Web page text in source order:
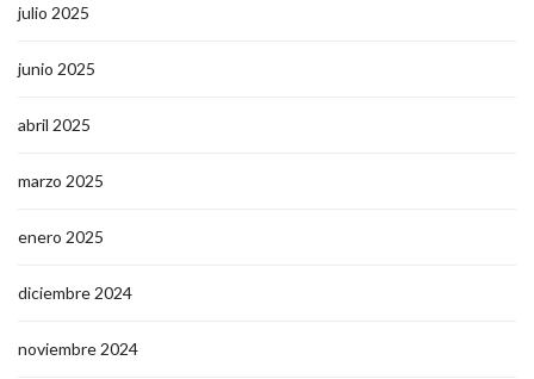
julio 2025
junio 2025
abril 2025
marzo 2025
enero 2025
diciembre 2024
noviembre 2024